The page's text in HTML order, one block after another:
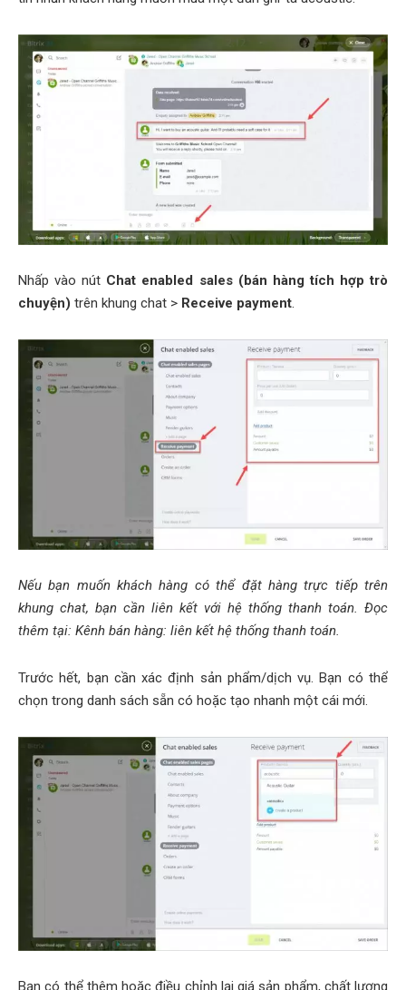
Nhấp vào nút Chat enabled sales (bán hàng tích hợp trò
chuyện) trên khung chat > Receive payment.
Nếu bạn muốn khách hàng có thể đặt hàng trực tiếp trên
khung chat, bạn cần liên kết với hệ thống thanh toán. Đọc
thêm tại: Kênh bán hàng: liên kết hệ thống thanh toán.
Trước hết, bạn cần xác định sản phẩm/dịch vụ. Bạn có thể
chọn trong danh sách sẵn có hoặc tạo nhanh một cái mới.
Bạn có thể thêm hoặc điều chỉnh lại giá sản phẩm, chất lượng